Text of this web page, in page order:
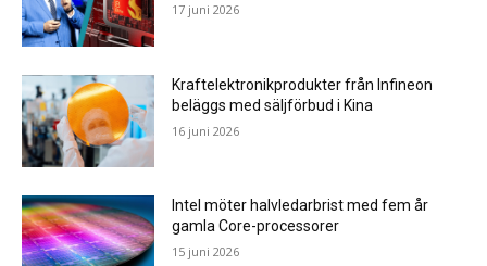
17 juni 2026
Kraftelektronikprodukter från Infineon
beläggs med säljförbud i Kina
16 juni 2026
Intel möter halvledarbrist med fem år
gamla Core-processorer
15 juni 2026